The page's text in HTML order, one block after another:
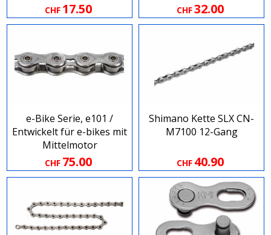
CHF 17.50 CHF32.00
e-Bike Serie, e101 /
Entwickelt für e-bikes mit
Mittelmotor
CHF 75.00
Shimano Kette SLX CN-
M7100 12-Gang
CHF 40.90